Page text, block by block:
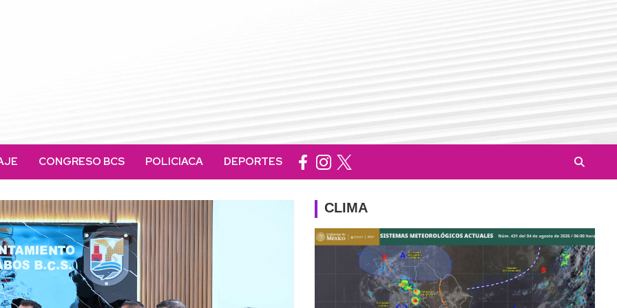
CONGRESO BCS POLICIACA DEPORTES
CLIMA